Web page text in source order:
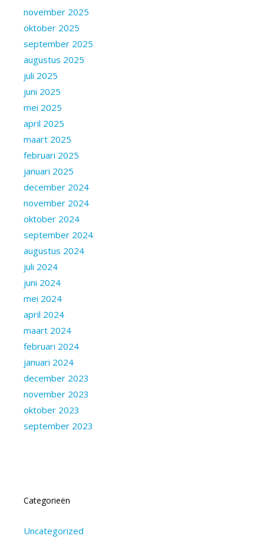
november 2025
oktober 2025
september 2025
augustus 2025
juli 2025
juni 2025
mei 2025
april 2025
maart 2025
februari 2025
januari 2025
december 2024
november 2024
oktober 2024
september 2024
augustus 2024
juli 2024
juni 2024
mei 2024
april 2024
maart 2024
februari 2024
januari 2024
december 2023
november 2023
oktober 2023
september 2023
Categorieën
Uncategorized